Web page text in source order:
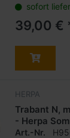
sofort
39,00 €
HERPA
Trabant N,
- Herpa
Art.-Nr.